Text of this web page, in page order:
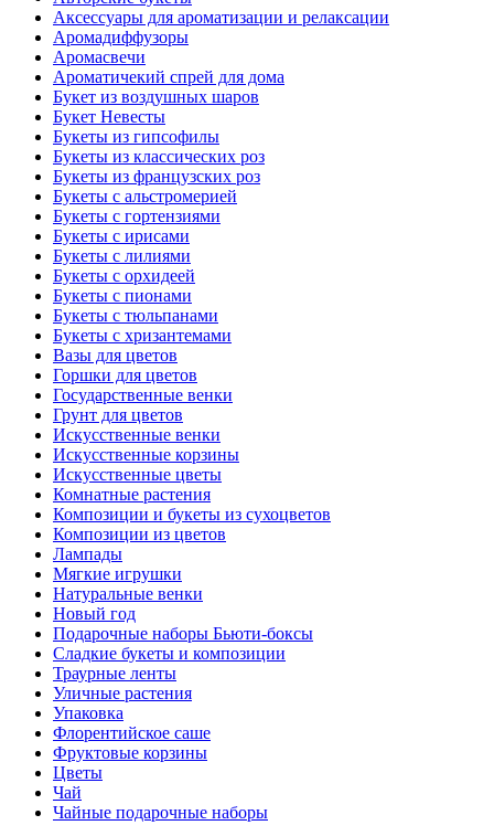
Аксессуары для ароматизации и релаксации
Аромадиффузоры
Аромасвечи
Ароматичекий спрей для дома
Букет из воздушных шаров
Букет Невесты
Букеты из гипсофилы
Букеты из классических роз
Букеты из французских роз
Букеты с альстромерией
Букеты с гортензиями
Букеты с ирисами
Букеты с лилиями
Букеты с орхидеей
Букеты с пионами
Букеты с тюльпанами
Букеты с хризантемами
Вазы для цветов
Горшки для цветов
Государственные венки
Грунт для цветов
Искусственные венки
Искусственные корзины
Искусственные цветы
Комнатные растения
Композиции и букеты из сухоцветов
Композиции из цветов
Лампады
Мягкие игрушки
Натуральные венки
Новый год
Подарочные наборы Бьюти-боксы
Сладкие букеты и композиции
Траурные ленты
Уличные растения
Упаковка
Флорентийское саше
Фруктовые корзины
Цветы
Чай
Чайные подарочные наборы